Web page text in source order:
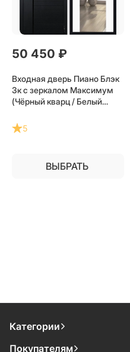
50 450 ₽
Входная дверь Пиано Блэк
3к с зеркалом Максимум
(Чёрный кварц / Белый
квартиру
5
ВЫБРАТЬ
Категории
Покупателям